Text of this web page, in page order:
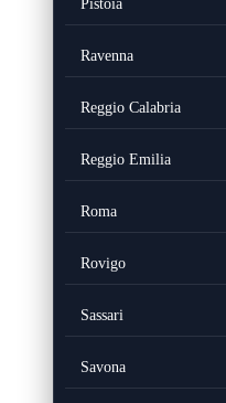
Pistoia
Ravenna
Reggio Calabria
Reggio Emilia
Roma
Rovigo
Sassari
Savona